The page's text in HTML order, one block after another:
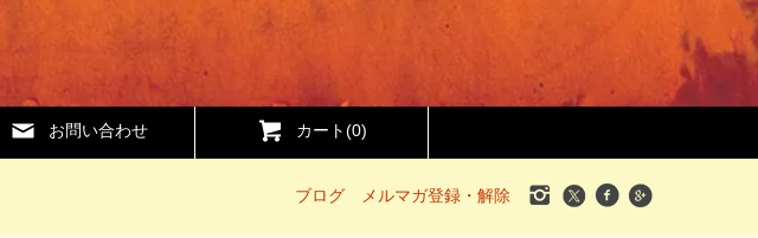
お問い合わせ カート(0)
ブログ メルマガ登録・解除